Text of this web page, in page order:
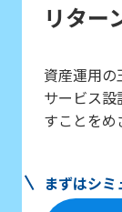
リター
資産運用
サービス
すことをめ
まずはシ